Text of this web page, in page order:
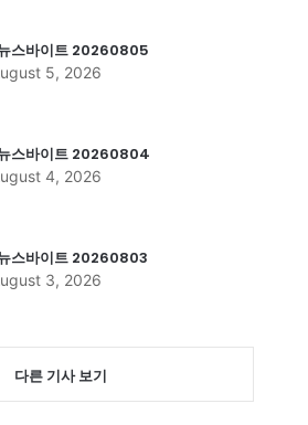
스바이트 20260805
5, 2026
스바이트 20260804
4, 2026
스바이트 20260803
3, 2026
다른 기사 보기